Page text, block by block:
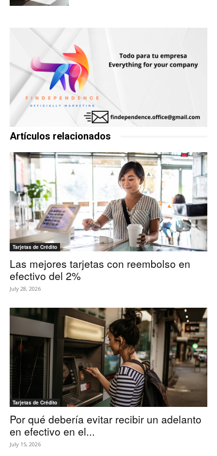
Artículos relacionados
Tarjetas de Crédito
Las mejores tarjetas con reembolso en
efectivo del 2%
July 28, 2026
Tarjetas de Crédito
Por qué debería evitar recibir un adelanto
en efectivo en el...
July 15, 2026